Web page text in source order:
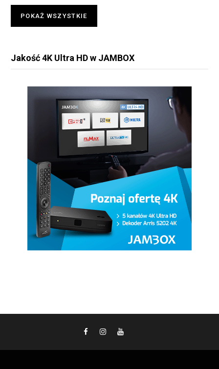
POKAŻ WSZYSTKIE
Jakość 4K Ultra HD w JAMBOX